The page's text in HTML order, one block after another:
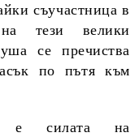
съучастница в
на тези велики
се пречиства
по пътя към
е силата на